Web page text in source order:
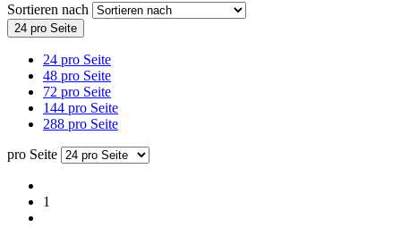
Sortieren nach
24 pro Seite
24 pro Seite
48 pro Seite
72 pro Seite
144 pro Seite
288 pro Seite
pro Seite
1